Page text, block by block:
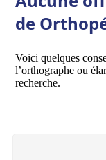
de
Voici quelques
l’orthographe ou
recherche.